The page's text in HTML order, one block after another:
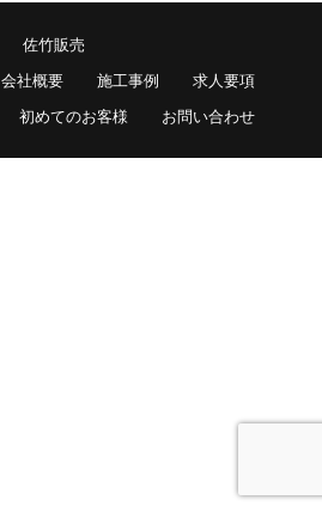
佐竹販売
会社概要 施工事例
求人要項
初めてのお客様 お問い合わせ